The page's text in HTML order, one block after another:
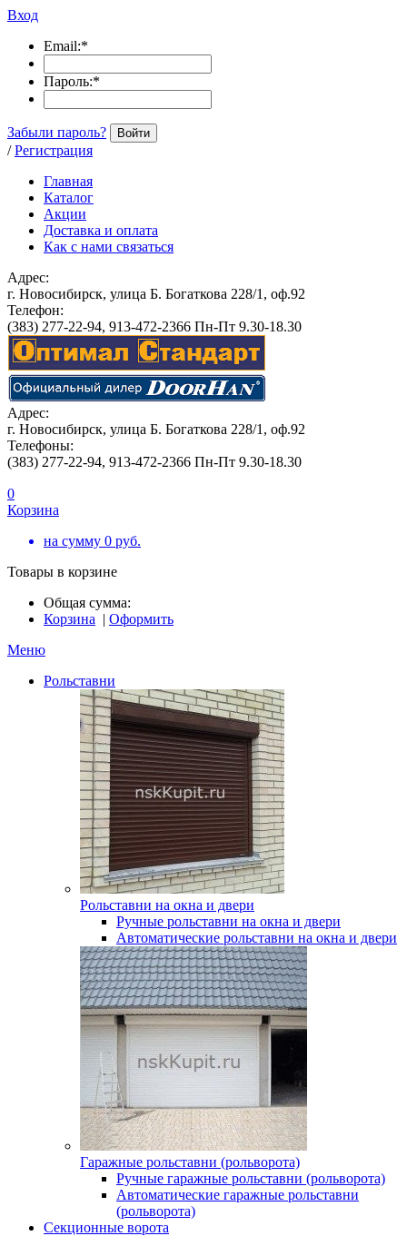
Вход
Email:*
Пароль:*
Забыли пароль? Войти
/ Регистрация
Главная
Каталог
Акции
Доставка и оплата
Как с нами связаться
Адрес:
г. Новосибирск, улица Б. Богаткова 228/1, оф.92
Телефон:
(383) 277-22-94, 913-472-2366 Пн-Пт 9.30-18.30
Адрес:
г. Новосибирск, улица Б. Богаткова 228/1, оф.92
Телефоны:
(383) 277-22-94, 913-472-2366 Пн-Пт 9.30-18.30
0
Корзина
на сумму 0 руб.
Товары в корзине
Общая сумма:
Корзина | Оформить
Меню
Рольставни
Рольставни на окна и двери
Ручные рольставни на окна и двери
Автоматические рольставни на окна и двери
Гаражные рольставни (рольворота)
Ручные гаражные рольставни (рольворота)
Автоматические гаражные рольставни
(рольворота)
Секционные ворота